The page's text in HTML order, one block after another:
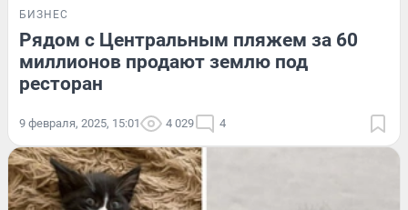
БИЗНЕС
Рядом с Центральным пляжем за 60
миллионов продают землю под
ресторан
9 февраля, 2025, 15:01 4 029 4